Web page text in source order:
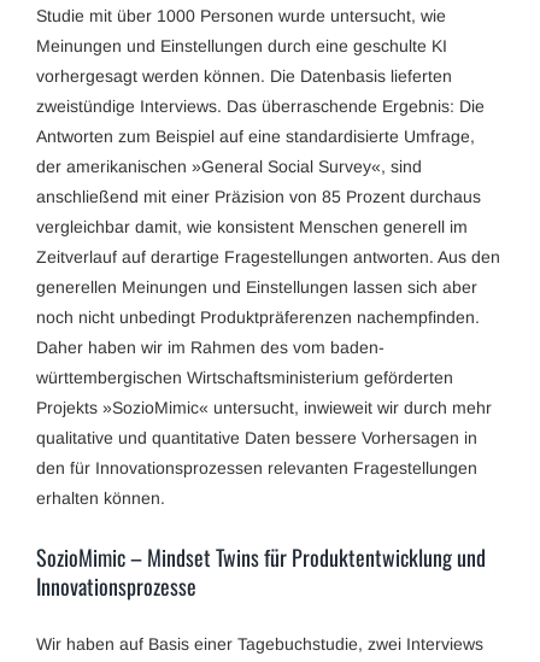
Studie mit über 1000 Personen wurde untersucht, wie
Meinungen und Einstellungen durch eine geschulte KI
vorhergesagt werden können. Die Datenbasis lieferten
zweistündige Interviews. Das überraschende Ergebnis: Die
Antworten zum Beispiel auf eine standardisierte Umfrage,
der amerikanischen »General Social Survey«, sind
anschließend mit einer Präzision von 85 Prozent durchaus
vergleichbar damit, wie konsistent Menschen generell im
Zeitverlauf auf derartige Fragestellungen antworten. Aus den
generellen Meinungen und Einstellungen lassen sich aber
noch nicht unbedingt Produktpräferenzen nachempfinden.
Daher haben wir im Rahmen des vom baden-
württembergischen Wirtschaftsministerium geförderten
Projekts »SozioMimic« untersucht, inwieweit wir durch mehr
qualitative und quantitative Daten bessere Vorhersagen in
den für Innovationsprozessen relevanten Fragestellungen
erhalten können.
SozioMimic – Mindset Twins für Produktentwicklung und
Innovationsprozesse
Wir haben auf Basis einer Tagebuchstudie, zwei Interviews